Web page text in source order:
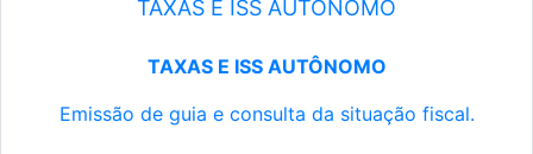
TAXAS E ISS AUTÔNOMO
TAXAS E ISS AUTÔNOMO
Emissão de guia e consulta da situação fiscal.